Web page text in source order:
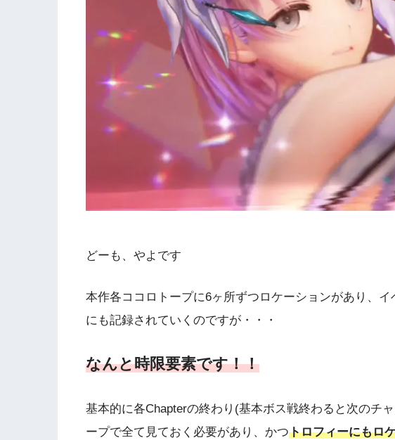
どーも、やよです
本作各ココロトープに6ヶ所ずつロケーションがあり、
にも記録されていくのですが・・・
なんと時限要素です！！
基本的に各Chapterの終わり(基本ボス戦終わると次のチ
ープで全て見ておく必要があり、かつトロフィーにもロ